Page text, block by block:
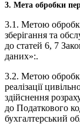
3. Мета обробки
3.1. Метою
зберігання та
до статей 6, 7
даних»:.
3.2. Метою
реалізації
здійснення
до Податкового
бухгалтерський